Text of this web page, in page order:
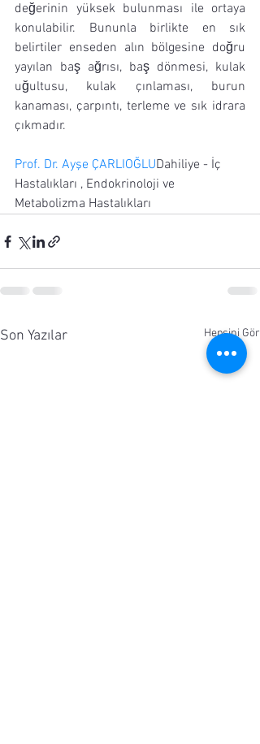
değerinin yüksek bulunması ile ortaya
konulabilir. Bununla birlikte en sık
belirtiler enseden alın bölgesine doğru
yayılan baş ağrısı, baş dönmesi, kulak
uğultusu, kulak çınlaması, burun
kanaması, çarpıntı, terleme ve sık idrara
çıkmadır.
Prof. Dr. Ayşe ÇARLIOĞLUDahiliye - İç
Hastalıkları , Endokrinoloji ve
Metabolizma Hastalıkları
Son Yazılar Hepsini Gör